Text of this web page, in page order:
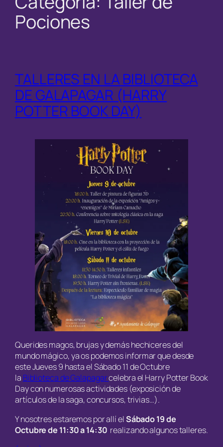
Pociones
TALLERES EN LA BIBLIOTECA
DE GALAPAGAR (HARRY
POTTER BOOK DAY)
Querides magos, brujas y demás hechiceres del
mundo mágico, ya os podemos informar que desde
este Jueves 9 hasta el Sábado 11 de Octubre
la Biblioteca de Galapagarcelebra el Harry Potter Book
Day con numerosas actividades (exposición de
artículos de la saga, concursos, trivias…).
Y nosotres estaremos por allí elSábado 19 de
Octubre de 11:30 a 14:30 realizando algunos talleres.